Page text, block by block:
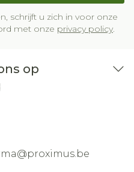
schrijft u zich in voor onze
met onze privacy policy.
op
proximus.be